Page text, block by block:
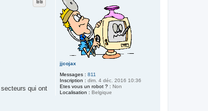
jjcojax
Messages : 811
Inscription : dim. 4 déc. 2016 10:36
Etes vous un robot ? : Non
Localisation : Belgique
qui ont